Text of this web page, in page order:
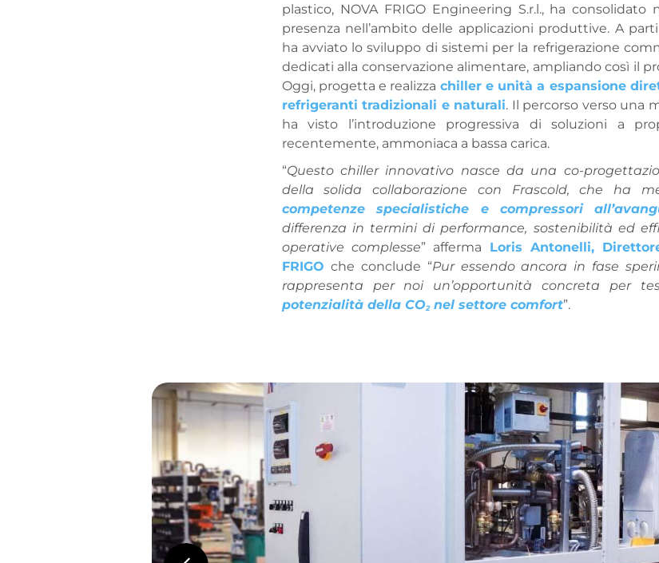
plastico, NOVA FRIGO Engineering S.r.l., ha
presenza nell’ambito delle applicazioni produttive. A
ha avviato lo sviluppo di sistemi per la refrigerazione
dedicati alla conservazione alimentare, ampliando così il
Oggi, progetta e realizza chiller e unità a espansione
refrigeranti tradizionali e naturali. Il percorso verso una
ha visto l’introduzione progressiva di soluzioni a
recentemente, ammoniaca a bassa carica.
“Questo chiller innovativo nasce da una co-
della solida collaborazione con Frascold, che ha
competenze specialistiche e compressori
differenza in termini di performance, sostenibilità ed
operative complesse” afferma Loris Antonelli,
FRIGO che conclude “Pur essendo ancora in fase
rappresenta per noi un’opportunità concreta per
potenzialità della CO2nel settore comfort”.